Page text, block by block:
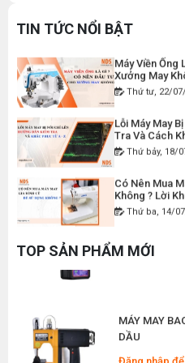
TIN TỨC NỔI BẬTThứ hai, 27/
Máy Viền Ống
Xưởng May
Thứ tư, 22/07/
Lỗi Máy May
Tra Và Cách
Không ? Lời
Thứ ba, 14/
Và Nguyên Lý
Thứ ba, 07/
Máy Trải Vải
TOP SẢN PHẨM MỚI
Đăng nhập để
Giá bán lẻ:
DÂY ĐIỆN
Đăng nhập
Giá bán lẻ:
MÁY MAY
Giá bán lẻ:
DẦU
Đăng nhập để
Giá bán lẻ: